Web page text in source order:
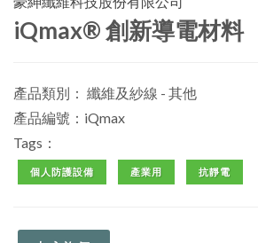
iQmax® 創新導電材料
產品類別： 纖維及紗線 - 其他
產品編號：iQmax
Tags：
個人防護設備 產業用 抗靜電